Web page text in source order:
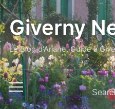
Giverny
Le Blog d'Ariane, Guide à
Toggle
mobile
Search
for: